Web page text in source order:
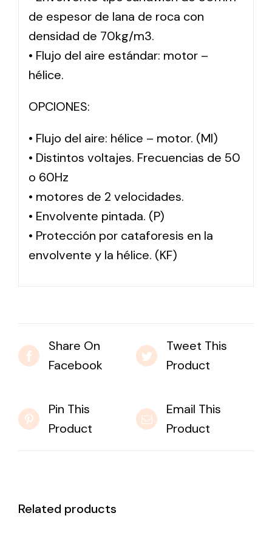
de espesor de lana de roca con
densidad de 70kg/m3.
• Flujo del aire estándar: motor –
hélice.
OPCIONES:
• Flujo del aire: hélice – motor. (MI)
• Distintos voltajes. Frecuencias de 50
o 60Hz
• motores de 2 velocidades.
• Envolvente pintada. (P)
• Protección por cataforesis en la
envolvente y la hélice. (KF)
Share On
Facebook
Tweet This
Product
Pin This
Product
Email This
Product
Related products